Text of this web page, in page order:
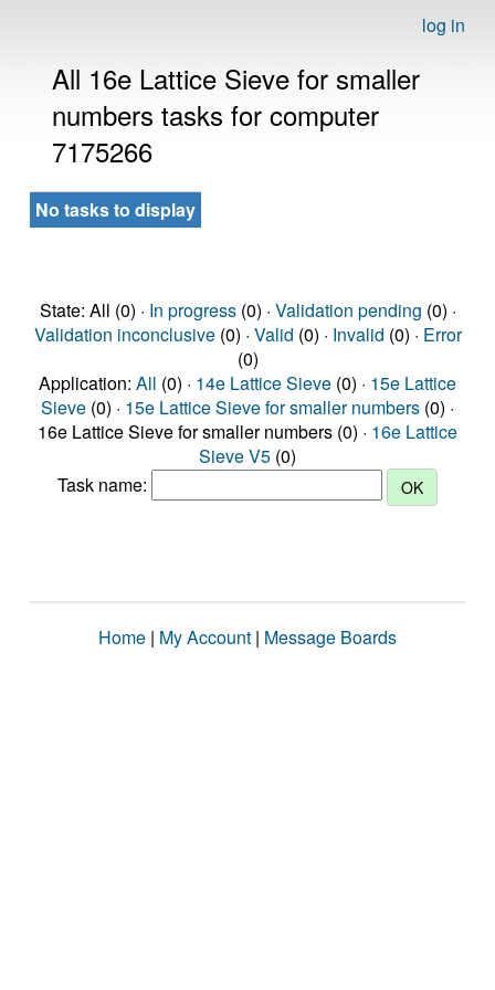
log in
All 16e Lattice Sieve for smaller
numbers tasks for computer
7175266
No tasks to display
State: All (0) · In progress(0) · Validation pending (0) ·
Validation inconclusive(0) · Valid (0) · Invalid (0) · Error
(0)
Application: All (0) · 14e Lattice Sieve (0) · 15e Lattice
Sieve (0) · 15e Lattice Sieve for smaller numbers (0) ·
16e Lattice Sieve for smaller numbers (0) · 16e Lattice
Sieve V5 (0)
Task name:
Home | My Account | Message Boards